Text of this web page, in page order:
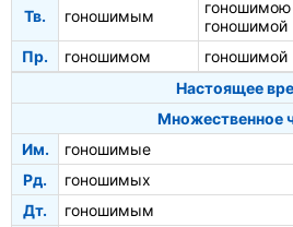
Тв. гоношимым
гоношимою
гоношимой
Пр. гоношимом гоношимой
Настоящее
Множественное
Им.
гоношимые
Рд.
гоношимых
Дт.
гоношимым